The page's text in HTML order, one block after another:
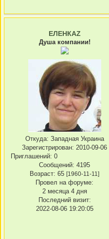
ЕЛЕНКАZ
Душа компании!
Откуда: Западная Украина
Зарегистрирован: 2010-09-06
Приглашений: 0
Сообщений: 4195
Возраст: 65 [1960-11-11]
Провел на форуме:
2 месяца 4 дня
Последний визит:
2022-08-06 19:20:05